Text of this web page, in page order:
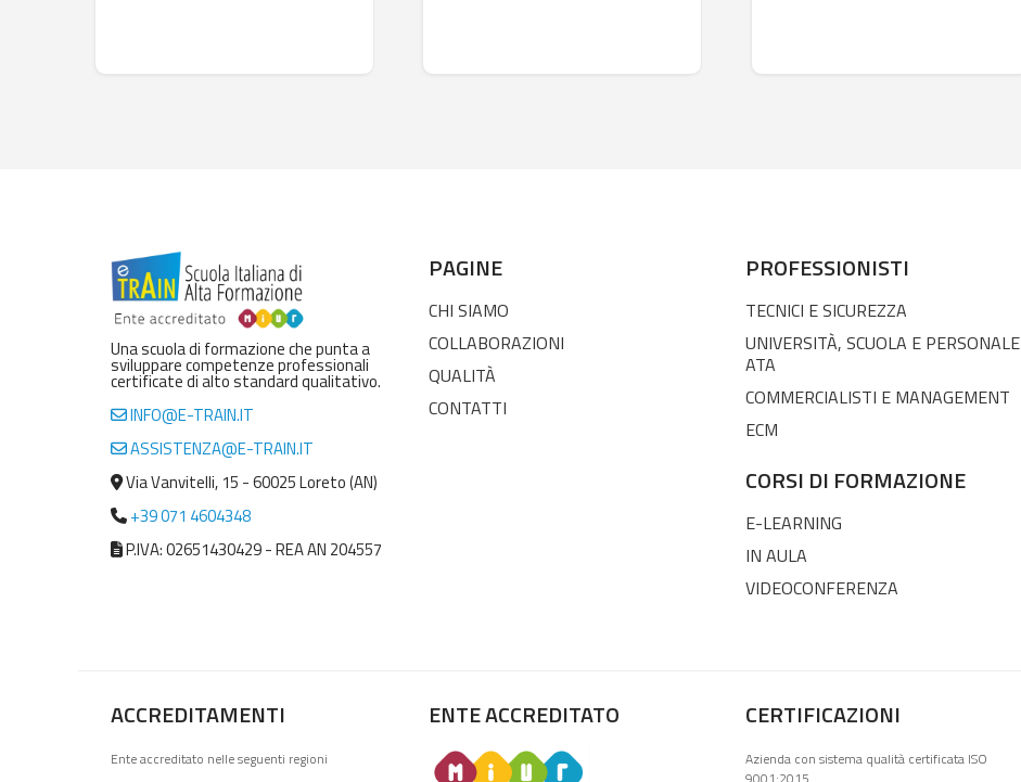
Una scuola di formazione che punta a
sviluppare competenze professionali
certificate di alto standard qualitativo.
INFO@E-TRAIN.IT
ASSISTENZA@E-TRAIN.IT
Via Vanvitelli, 15 - 60025 Loreto (AN)
+39 071 4604348
P.IVA: 02651430429 - REA AN 204557
PAGINE
CHI SIAMO
COLLABORAZIONI
QUALITÀ
CONTATTI
PROFESSIONISTI
TECNICI E SICUREZZA
UNIVERSITÀ, SCUOLA E PERSONALE
ATA
COMMERCIALISTI E MANAGEMENT
ECM
CORSI DI FORMAZIONE
E-LEARNING
IN AULA
VIDEOCONFERENZA
ACCREDITAMENTI
Ente accreditato nelle seguenti regioni
ENTE ACCREDITATO CERTIFICAZIONI
Azienda con sistema qualità certificata ISO